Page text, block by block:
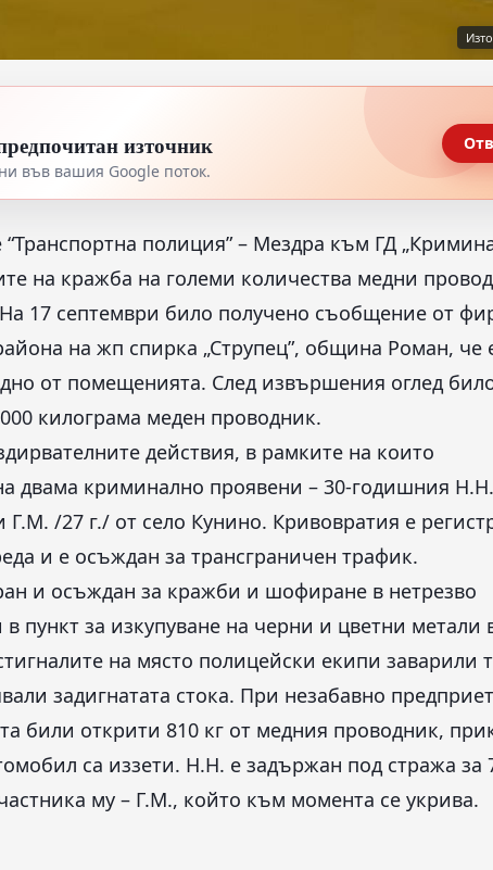
източник
във вашия Google поток.
полиция” – Мездра към ГД
на кражба на големи количества медни
17 септември било получено съобщение от
на жп спирка „Струпец”, община Роман, че
от помещенията. След извършения оглед
килограма меден проводник.
действия, в рамките на които
двама криминално проявени – 30-годишния
/27 г./ от село Кунино. Кривовратия е
и е осъждан за трансграничен трафик.
и осъждан за кражби и шофиране в нетрезво
пункт за изкупуване на черни и цветни метали
на място полицейски екипи заварили
задигнатата стока. При незабавно
били открити 810 кг от медния проводник,
са иззети. Н.Н. е задържан под стража за
му – Г.М., който към момента се укрива.